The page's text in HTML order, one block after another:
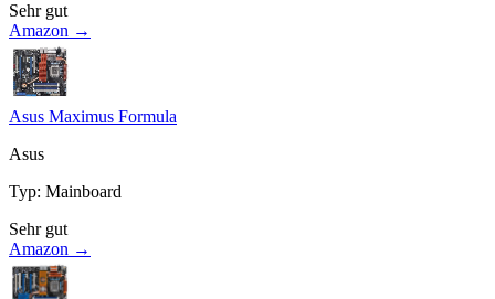
Sehr gut
Amazon →
Asus Maximus Formula
Asus
Typ: Mainboard
Sehr gut
Amazon →